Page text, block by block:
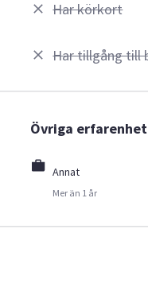
Har körkort
Har tillgång till
Övriga
Annat
Mer än 1 år